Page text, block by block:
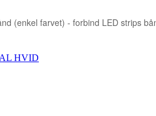
(enkel farvet) - forbind LED strips
HVID